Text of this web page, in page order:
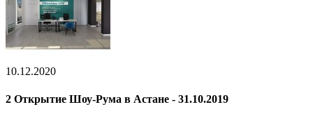
10.12.2020
2 Открытие Шоу-Рума в Астане - 31.10.2019